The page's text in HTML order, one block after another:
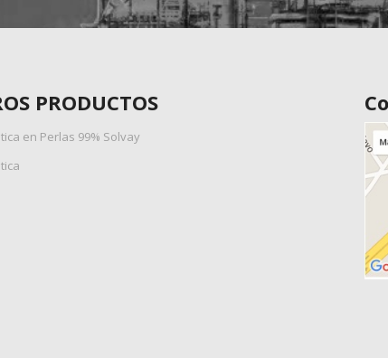
PRODUCTOS
en Perlas 99% Solvay